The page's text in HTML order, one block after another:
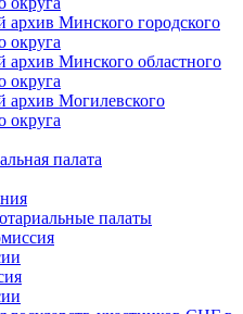
архив Минского городского
округа
архив Минского областного
округа
архив Могилевского
округа
палата
палаты